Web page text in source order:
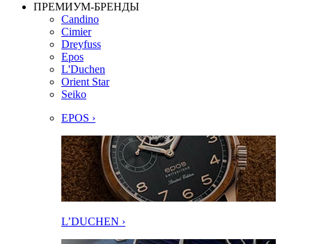
ПРЕМИУМ-БРЕНДЫ
Candino
Cimier
Dreyfuss
Epos
L'Duchen
Orient Star
Seiko
EPOS ›
L’DUCHEN ›